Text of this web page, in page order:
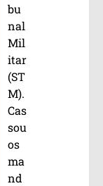
bu
nal
Mil
itar
(ST
M).
Cas
sou
os
ma
nd